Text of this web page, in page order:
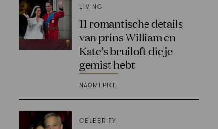
LIVING
11 romantische details
van prins William en
Kate’s bruiloft die je
gemist hebt
NAOMI PIKE
CELEBRITY